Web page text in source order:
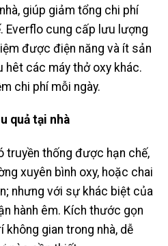
giúp giảm tổng chi phí
Everflo cung cấp lưu lượng
được điện năng và ít sản
hêt các máy thở oxy khác.
chi phí mỗi ngày.
quả tại nhà
truyền thống được hạn chế,
xuyên bình oxy, hoặc chai
nhưng với sự khác biệt của
hành êm. Kích thước gọn
không gian trong nhà, dễ